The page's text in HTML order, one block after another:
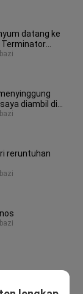
datang ke
Terminator
diambil di
reruntuhan